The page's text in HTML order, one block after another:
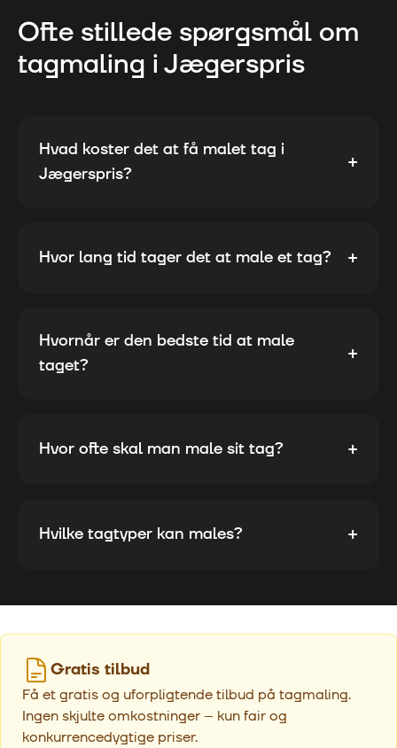
Ofte stillede spørgsmål om
tagmaling iJægerspris
Hvad koster det at få malet tag i
Jægerspris?
+
Hvor lang tid tager det at male et tag? +
Hvornår er den bedste tid at male
taget?
+
Hvor ofte skal man male sit tag? +
Hvilke tagtyper kan males? +
Gratis tilbud
Få et gratis og uforpligtende tilbud på tagmaling.
Ingen skjulte omkostninger – kun fair og
konkurrencedygtige priser.